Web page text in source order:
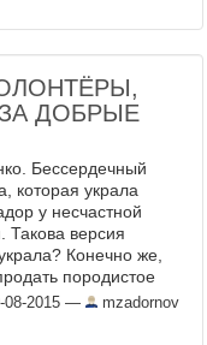
ДОБРЫЕ
Бессердечный
которая украла
у несчастной
версия
Конечно же,
породистое
наша доблестная
и ч ...
08-2015 — mzadornov